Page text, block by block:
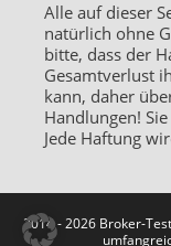
Alle auf dieser
natürlich ohne
bitte, dass der
Gesamtverlust
kann, daher
Handlungen!
Jede Haftung
2014 - 2026 Broker-